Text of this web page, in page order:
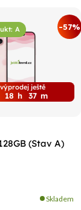
A -57%
ještě
18 h 37 m
(Stav A)
Skladem